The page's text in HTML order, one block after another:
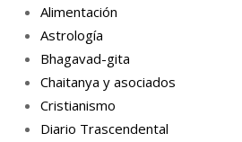
Alimentación
Astrología
Bhagavad-gita
Chaitanya y asociados
Cristianismo
Diario Trascendental